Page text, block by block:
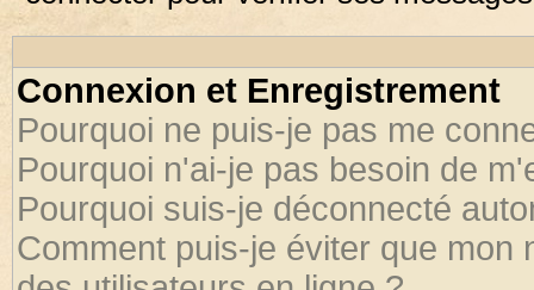
Connexion et Enregistrement
Pourquoi ne puis-je pas me
Pourquoi n'ai-je pas besoin de
Pourquoi suis-je déconnecté
Comment puis-je éviter que mon